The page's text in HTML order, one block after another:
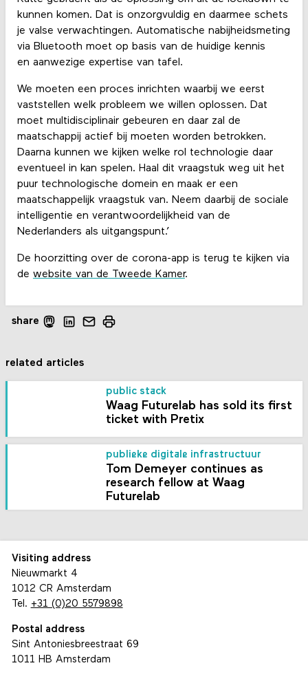
kunnen komen. Dat is onzorgvuldig en daarmee schets
je valse verwachtingen. Automatische nabijheidsmeting
via Bluetooth moet op basis van de huidige kennis
en aanwezige expertise van tafel.
We moeten een proces inrichten waarbij we eerst
vaststellen welk probleem we willen oplossen. Dat
moet multidisciplinair gebeuren en daar zal de
maatschappij actief bij moeten worden betrokken.
Daarna kunnen we kijken welke rol technologie daar
eventueel in kan spelen. Haal dit vraagstuk weg uit het
puur technologische domein en maak er een
maatschappelijk vraagstuk van. Neem daarbij de sociale
intelligentie en verantwoordelijkheid van de
Nederlanders als uitgangspunt.’
De hoorzitting over de corona-app is terug te kijken via
de website van de Tweede Kamer.
share
related articles
public stack
Waag Futurelab has sold its first
ticket with Pretix
publieke digitale infrastructuur
Tom Demeyer continues as
research fellow at Waag
Futurelab
Visiting address
Nieuwmarkt 4
1012 CR Amsterdam
Tel. +31 (0)20 5579898
Postal address
Sint Antoniesbreestraat 69
1011 HB Amsterdam